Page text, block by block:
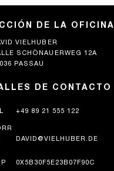
DE LA OFICINA
VIELHUBER
SCHÖNAUERWEG 12A
PASSAU
DE CONTACTO
+49 89 21 555 122
DAVID@VIELHUBER.DE
0X5B30F5E23B07F90C